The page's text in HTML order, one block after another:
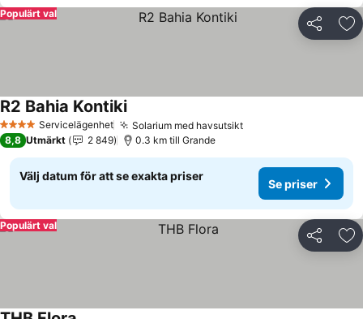
Dela
Populärt val
4 StjärnorServicelägenhet Solarium med havsutsikt
R2 Bahia Kontiki
8,8 Utmärkt 2 849 0.3 km till Grande
Välj datum för att se exakta priser
Se priser
Dela
Populärt val